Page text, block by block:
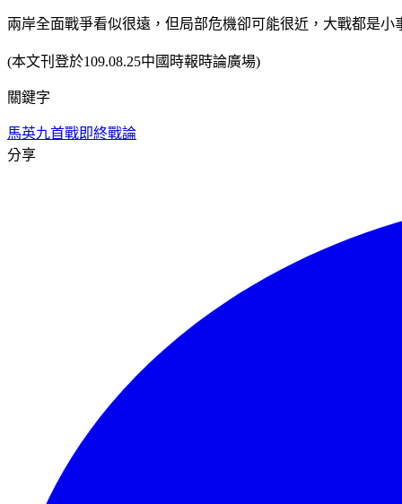
兩岸全面戰爭看似很遠，但局部危機卻可能很近，大戰都是
(本文刊登於109.08.25中國時報時論廣場)
關鍵字
馬英九首戰即終戰論
分享